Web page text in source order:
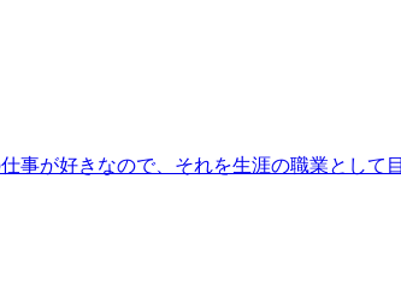
事が好きなので、それを生涯の職業とし